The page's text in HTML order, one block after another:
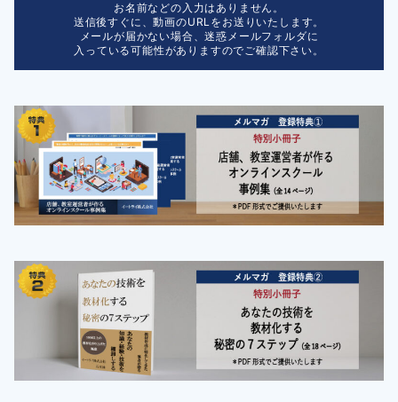
お名前などの入力はありません。
送信後すぐに、動画のURLをお送りいたします。
メールが届かない場合、迷惑メールフォルダに
入っている可能性がありますのでご確認下さい。